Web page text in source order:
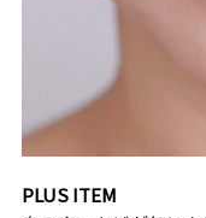
PLUS ITEM